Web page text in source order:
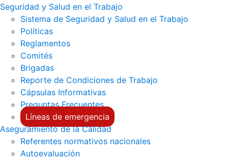
Seguridad y Salud en el Trabajo
Sistema de Seguridad y Salud en el Trabajo
Políticas
Reglamentos
Comités
Brigadas
Reporte de Condiciones de Trabajo
Cápsulas Informativas
Preguntas Frecuentes
Líneas de emergencia
Aseguramiento de la Calidad
Referentes normativos nacionales
Autoevaluación